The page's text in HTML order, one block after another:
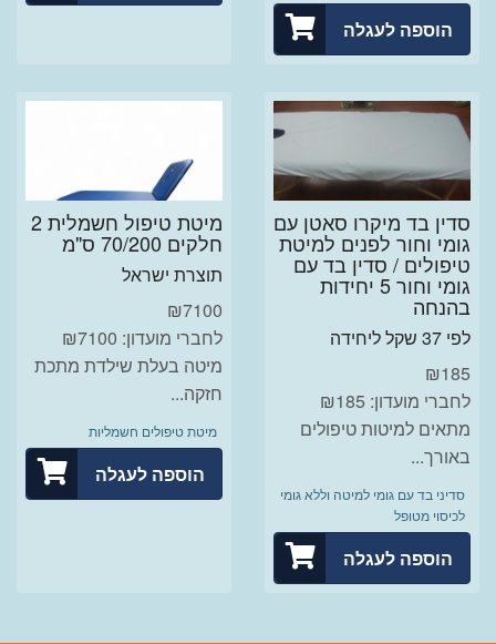
הוספה לעגלה
סדין בד מיקרו סאטן עם
גומי וחור לפנים למיטת
טיפולים / סדין בד עם
גומי וחור 5 יחידות
בהנחה
לפי 37 שקל ליחידה
₪185
לחברי מועדון: ₪185
מתאים למיטות טיפולים
באורך...
סדיני בד עם גומי למיטה וללא גומי
לכיסוי מטופל
הוספה לעגלה
מיטת טיפול חשמלית 2
חלקים 70/200 ס"מ
תוצרת ישראל
₪7100
לחברי מועדון: ₪7100
מיטה בעלת שילדת מתכת
חזקה...
מיטת טיפולים חשמליות
הוספה לעגלה